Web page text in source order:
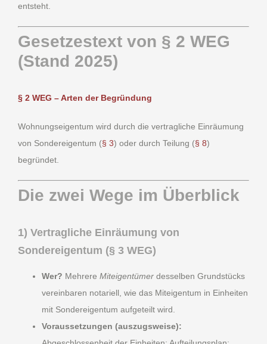
entsteht.
Gesetzestext von § 2 WEG
(Stand 2025)
§ 2 WEG – Arten der Begründung
Wohnungseigentum wird durch die vertragliche Einräumung
von Sondereigentum (§ 3) oder durch Teilung (§ 8)
begründet.
Die zwei Wege im Überblick
1) Vertragliche Einräumung von
Sondereigentum (§ 3 WEG)
Wer? Mehrere Miteigentümer desselben Grundstücks
vereinbaren notariell, wie das Miteigentum in Einheiten
mit Sondereigentum aufgeteilt wird.
Voraussetzungen (auszugsweise):